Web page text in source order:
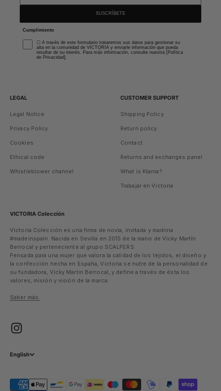
SUSCRÍBETE
Cumplimiento
☐ A través de este formulario trataremos sus datos para gestionar su
alta en la comunidad de VICTORIA y enviarle información que pueda
resultar de su interés. Para más información, consulte nuestra [Política
de Privacidad].
LEGAL
Legal Notice
Privacy Policy
Cookies
Ethical code
Whistleblower channel
CUSTOMER SUPPORT
Shipping Policy
Return policy
Contact
Returns and exchanges panel
What is Klarna?
Trabajar en Victoria
VICTORIA Colección
Victoria Colección es una firma de novia, invitada y madrina
#madeinspain. Nacida en Sevilla en 2015 de la mano de Vicky Martín
Berrocal y perteneciente al grupo SCALPERS.
Pensada para una mujer que valora la calidad de los tejidos, el diseño y
la confección hecha en España, Victoria se nutre de la personalidad de
su fundadora, Vicky Martin Berrocal, y define a través de ésta los
valores, misión y visión de la marca.
Saber más.
English